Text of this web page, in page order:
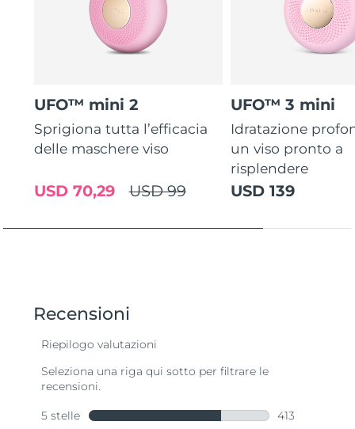
UFO™ mini 2
Sprigiona tutta l’efficacia
delle maschere viso
USD 99
USD 70,29
UFO™ 3 mini
Idratazione
un viso pronto a
risplendere
USD 139